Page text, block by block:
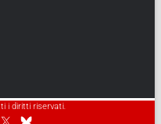
i diritti riservati.